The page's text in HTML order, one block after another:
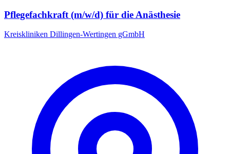
Pflegefachkraft (m/w/d) für die Anästhesie
Kreiskliniken Dillingen-Wertingen gGmbH